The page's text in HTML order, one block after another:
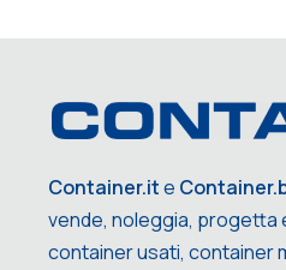
Container.ite
vende, noleggia, progetta
container usati, container